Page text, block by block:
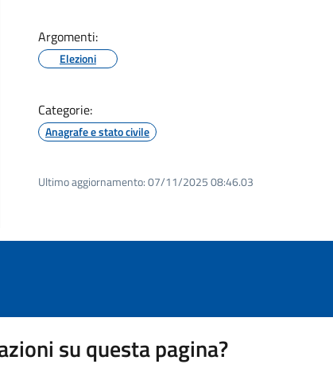
Argomenti:
Elezioni
Categorie:
Anagrafe e stato civile
Ultimo aggiornamento:07/11/2025 08:46.03
su questa pagina?